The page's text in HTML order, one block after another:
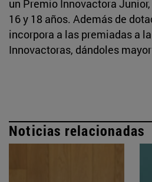
un Premio Innovactora
16 y 18 años. Además de
incorpora a las premiadas a
Innovactoras, dándoles
Noticias relacionadas